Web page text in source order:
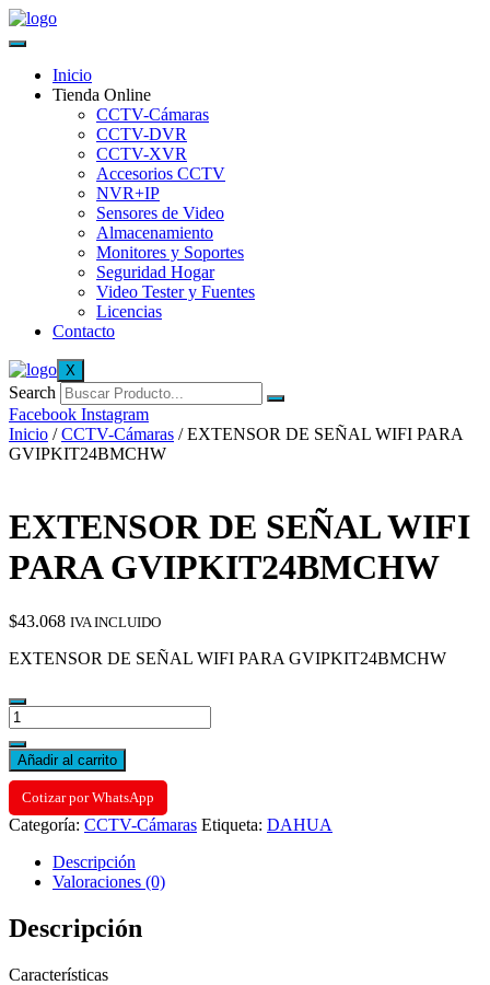
Inicio
Tienda Online
CCTV-Cámaras
CCTV-DVR
CCTV-XVR
Accesorios CCTV
NVR+IP
Sensores de Video
Almacenamiento
Monitores y Soportes
Seguridad Hogar
Video Tester y Fuentes
Licencias
Contacto
X
Search
Facebook Instagram
Inicio /CCTV-Cámaras / EXTENSOR DE SEÑAL WIFI PARA
GVIPKIT24BMCHW
EXTENSOR DE SEÑAL WIFI
PARA GVIPKIT24BMCHW
$43.068 IVA INCLUIDO
EXTENSOR DE SEÑAL WIFI PARA GVIPKIT24BMCHW
EXTENSOR
DE
SEÑAL
WIFI
PARA
GVIPKIT24BMCHW
cantidad
Añadir al carrito
Cotizar por WhatsApp
Categoría: CCTV-Cámaras Etiqueta: DAHUA
Descripción
Valoraciones (0)
Descripción
Características